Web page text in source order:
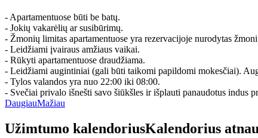
- Apartamentuose būti be batų.
- Jokių vakarėlių ar susibūrimų.
- Žmonių limitas apartamentuose yra rezervacijoje nurodytas
- Leidžiami įvairaus amžiaus vaikai.
- Rūkyti apartamentuose draudžiama.
- Leidžiami augintiniai (gali būti taikomi papildomi mokesčiai).
- Tylos valandos yra nuo 22:00 iki 08:00.
- Svečiai privalo išnešti savo šiūkšles ir išplauti panaudotus indus
DaugiauMažiau
Užimtumo kalendoriusKalendorius